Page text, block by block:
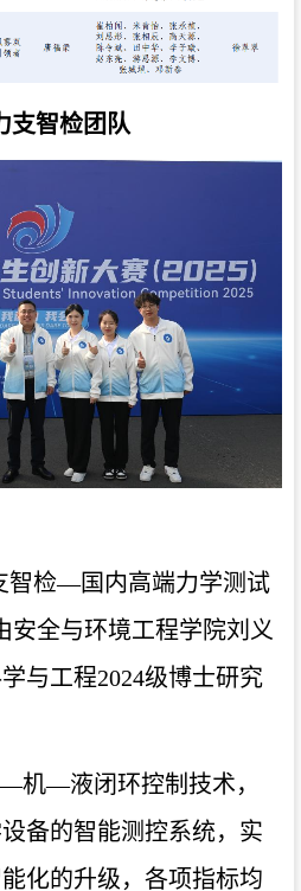
支智检团队
智检—国内高端力学测试
安全与环境工程学院刘义
与工程2024级博士研究
机—液闭环控制技术，
备的智能测控系统，实
化的升级，各项指标均